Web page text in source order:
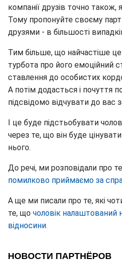
компанії друзів точно також,
Тому пропонуйте своєму
друзями - в більшості
Тим більше, що найчастіше
турбота про його емоційний
ставлення до особистих
А потім додасться і почуття
підсвідомо відчувати до вас
І це буде підстьобувати
через те, що він буде
нього.
До речі, ми розповідали про
помилково приймаємо за
А ще ми писали про те, які
те, що чоловік налаштований
відносини.